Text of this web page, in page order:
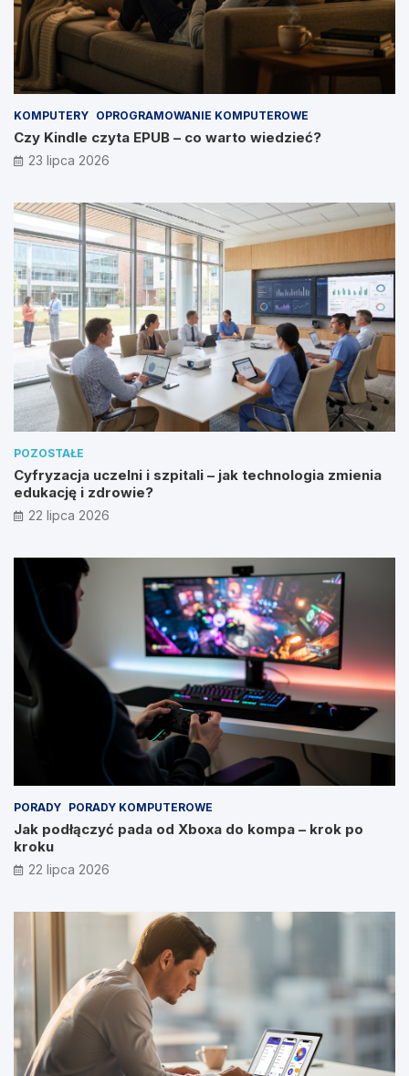
KOMPUTERY OPROGRAMOWANIE KOMPUTEROWE
Czy Kindle czyta EPUB – co warto wiedzieć?
23 lipca 2026
POZOSTAŁE
Cyfryzacja uczelni i szpitali – jak technologia zmienia
edukację i zdrowie?
22 lipca 2026
PORADY PORADY KOMPUTEROWE
Jak podłączyć pada od Xboxa do kompa – krok po
kroku
22 lipca 2026